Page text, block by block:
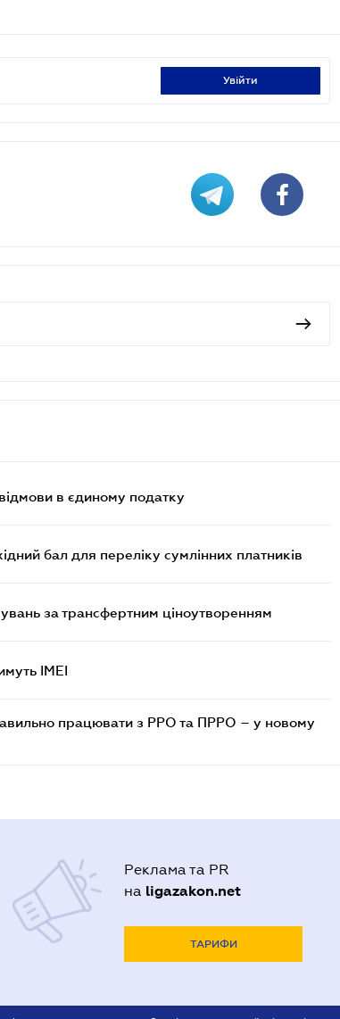
увійти
в єдиному податку
бал для переліку сумлінних платників
за трансфертним ціноутворенням
IMEI
працювати з РРО та ПРРО – у новому
Реклама та PR
на ligazakon.net
ТАРИФИ